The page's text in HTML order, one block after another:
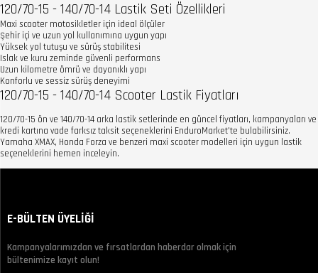
120/70-15 - 140/70-14 Lastik Seti Özellikleri
Maxi scooter motosikletler için ideal ölçüler
Şehir içi ve uzun yol kullanımına uygun yapı
Yüksek yol tutuşu ve sürüş stabilitesi
Islak ve kuru zeminde güvenli performans
Uzun kilometre ömrü ve dayanıklı yapı
Konforlu ve sessiz sürüş deneyimi
120/70-15 - 140/70-14 Scooter Lastik Fiyatları
120/70-15 ön ve 140/70-14 arka lastik setlerinde en güncel fiyatları, kampanyaları ve
kredi kartına vade farksız taksit seçeneklerini EnduroMarket'te bulabilirsiniz.
Yamaha XMAX, Honda Forza ve benzeri maxi scooter modelleri için uygun lastik
seçeneklerini hemen inceleyin.
E-BÜLTEN ÜYELİĞİ
Kampanyalarımızdan ve fırsatlardan haberdar olmak için
bültenimize kayıt olun!